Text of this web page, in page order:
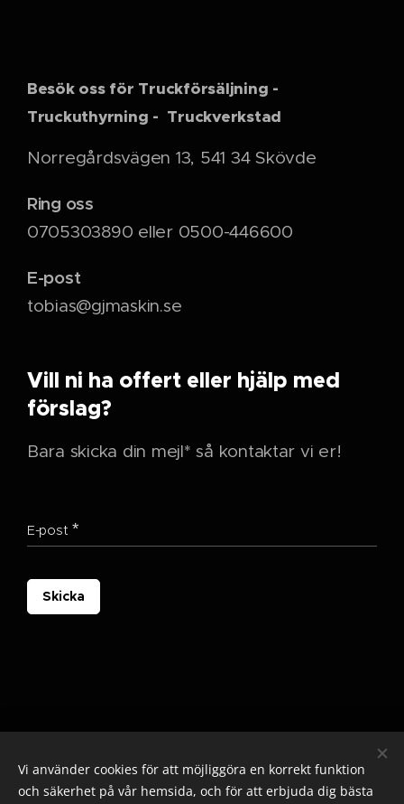
Besök oss för Truckförsäljning -
Truckuthyrning - Truckverkstad
Norregårdsvägen 13, 541 34 Skövde
Ring oss
0705303890 eller 0500-446600
E-post
tobias@gjmaskin.se
Vill ni ha offert eller hjälp med
förslag?
Bara skicka din mejl* så kontaktar vi er!
E-post
Skicka
Vi använder cookies för att möjliggöra en korrekt funktion
och säkerhet på vår hemsida, och för att erbjuda dig bästa